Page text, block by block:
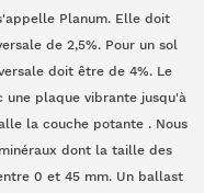
Planum. Elle doit
de 2,5%. Pour un sol
doit être de 4%. Le
une plaque vibrante jusqu'à
la couche potante . Nous
dont la taille des
0 et 45 mm. Un ballast